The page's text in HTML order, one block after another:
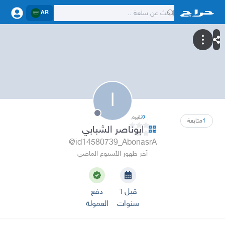
AR
ا
1متابعة 0تقييم
ابوناصر الشبابي
@id14580739_AbonasrA
آخر ظهور الأسبوع الماضي
قبل ٦
سنوات
دفع
العمولة